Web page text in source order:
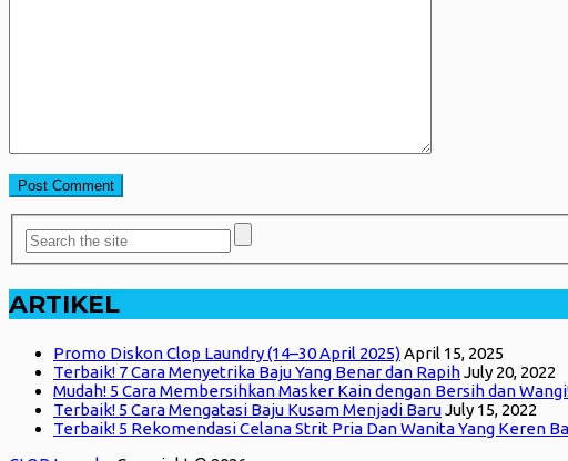
ARTIKEL
Promo Diskon Clop Laundry (14–30 April 2025)April 15, 2025
Terbaik! 7 Cara Menyetrika Baju Yang Benar dan RapihJuly 20, 2022
Mudah! 5 Cara Membersihkan Masker Kain dengan Bersih dan
Terbaik! 5 Cara Mengatasi Baju Kusam Menjadi BaruJuly 15, 2022
Terbaik! 5 Rekomendasi Celana Strit Pria Dan Wanita Yang Keren